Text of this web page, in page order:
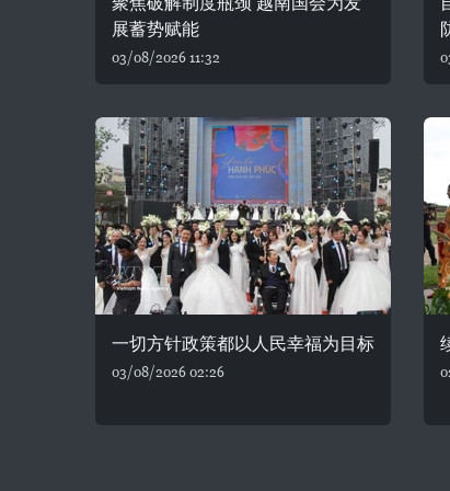
展蓄势赋能
03/08/2026 11:32
一切方针政策都以人民幸福为目标
03/08/2026 02:26